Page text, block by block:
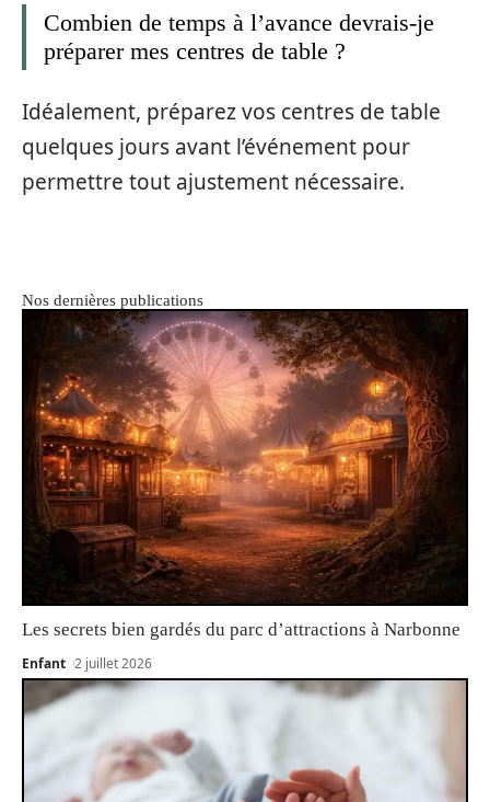
Combien de temps à l’avance devrais-je
préparer mes centres de table ?
Idéalement, préparez vos centres de table
quelques jours avant l’événement pour
permettre tout ajustement nécessaire.
Nos dernières publications
Les secrets bien gardés du parc d’attractions à Narbonne
Enfant 2 juillet 2026